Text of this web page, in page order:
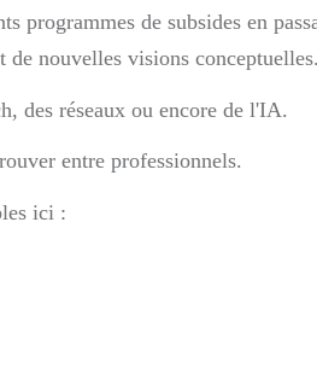
programmes de subsides en
de nouvelles visions conceptuelles.
des réseaux ou encore de l'IA.
entre professionnels.
ici :